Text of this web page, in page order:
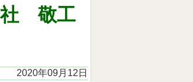
社 敬工
2020年09月12日